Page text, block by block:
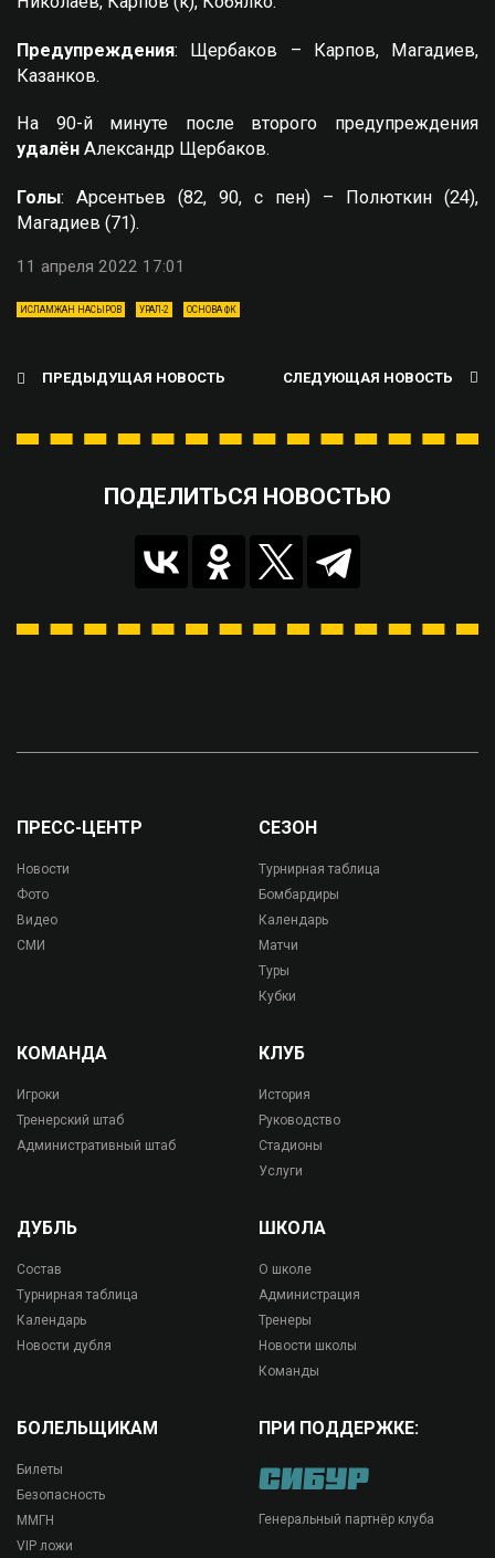
Предупреждения: Щербаков – Карпов, Магадиев,
Казанков.
На 90-й минуте после второго предупреждения
удалён Александр Щербаков.
Голы: Арсентьев (82, 90, с пен) – Полюткин (24),
Магадиев (71).
11 апреля 2022 17:01
ИСЛАМЖАН НАСЫРОВ УРАЛ-2 ОСНОВА ФК
ПРЕДЫДУЩАЯ НОВОСТЬ СЛЕДУЮЩАЯ НОВОСТЬ
ПОДЕЛИТЬСЯ НОВОСТЬЮ
ПРЕСС-ЦЕНТР
Новости
Фото
Видео
СМИ
СЕЗОН
Турнирная таблица
Бомбардиры
Календарь
Матчи
Туры
Кубки
КОМАНДА
Игроки
Тренерский штаб
Административный штаб
КЛУБ
История
Руководство
Стадионы
Услуги
ДУБЛЬ
Состав
Турнирная таблица
Календарь
Новости дубля
ШКОЛА
О школе
Администрация
Тренеры
Новости школы
Команды
БОЛЕЛЬЩИКАМ
Билеты
Безопасность
ММГН
VIP ложи
ПРИ ПОДДЕРЖКЕ:
Генеральный партнёр клуба